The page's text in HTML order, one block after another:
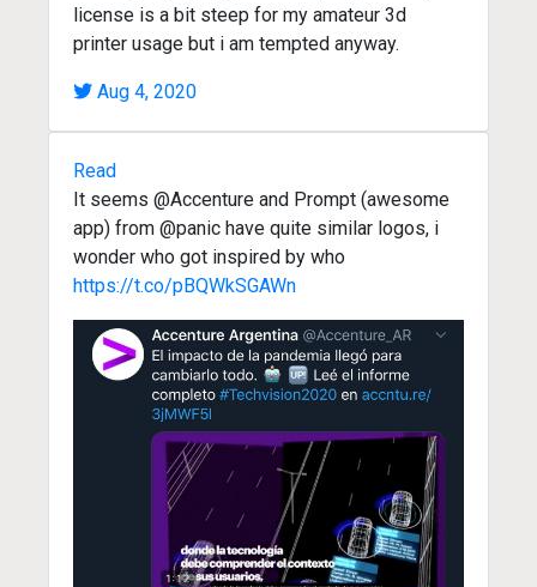
license is a bit steep for my amateur 3d
printer usage but i am tempted anyway.
Aug 4, 2020
Read
It seems @Accenture and Prompt (awesome
app) from @panic have quite similar logos, i
wonder who got inspired by who
https://t.co/pBQWkSGAWn